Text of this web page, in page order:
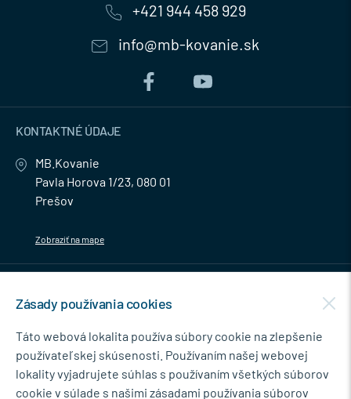
+421 944 458 929
info@mb-kovanie.sk
KONTAKTNÉ ÚDAJE
MB.Kovanie
Pavla Horova 1/23, 080 01
Prešov
Zobraziť na mape
NEWSLETTER
Zásady používania cookies
Táto webová lokalita používa súbory cookie na zlepšenie
používateľskej skúsenosti. Používaním našej webovej
lokality vyjadrujete súhlas s používaním všetkých súborov
cookie v súlade s našimi zásadami používania súborov